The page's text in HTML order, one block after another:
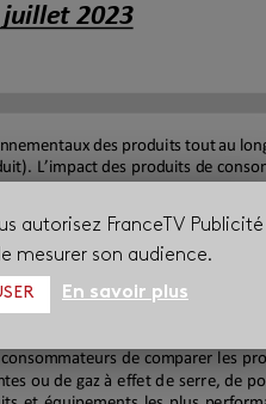
autorisez FranceTV
mesurer son audience.
En savoir plus